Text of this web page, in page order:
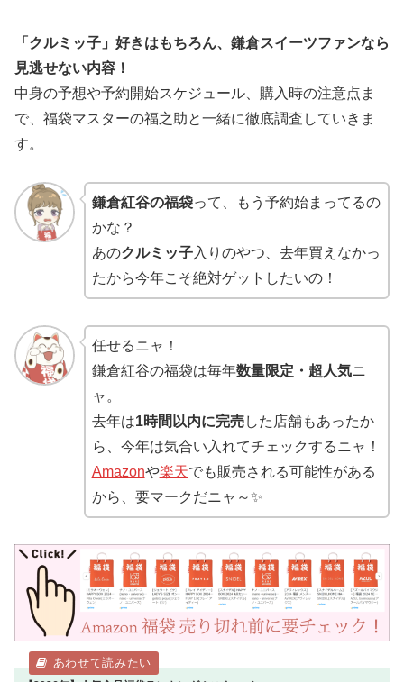
「クルミッ子」好きはもちろん、鎌倉スイーツファンなら
見逃せない内容！
中身の予想や予約開始スケジュール、購入時の注意点ま
で、福袋マスターの福之助と一緒に徹底調査していきま
す。
鎌倉紅谷の福袋って、もう予約始まってるの
かな？
あのクルミッ子入りのやつ、去年買えなかっ
たから今年こそ絶対ゲットしたいの！
任せるニャ！
鎌倉紅谷の福袋は毎年数量限定・超人気ニ
ャ。
去年は1時間以内に完売した店舗もあったか
ら、今年は気合い入れてチェックするニャ！
Amazonや楽天でも販売される可能性がある
から、要マークだニャ～✨